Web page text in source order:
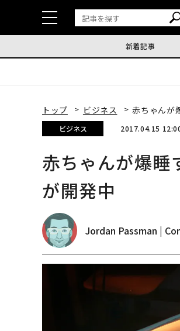
新着記事
トップ ビジネス 赤ちゃんが
ビジネス 2017.04.15
赤ちゃんが爆
が開発中
Jordan Passman |